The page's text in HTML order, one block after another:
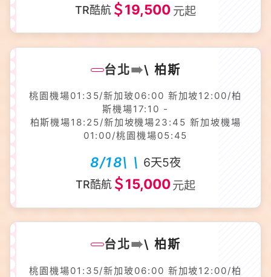
TR酷航 ＄19,500 元起
台北➠\ 柏斯
桃園機場01:35/新加玻06:00 新加坡12:00/柏
斯機場17:10 -
柏斯機場18:25/新加坡機場23:45 新加坡機場
01:00/桃園機場05:45
8/18\ \ 6天5夜
TR酷航＄15,000元起
台北➠\ 柏斯
桃園機場01:35/新加玻06:00 新加坡12:00/柏